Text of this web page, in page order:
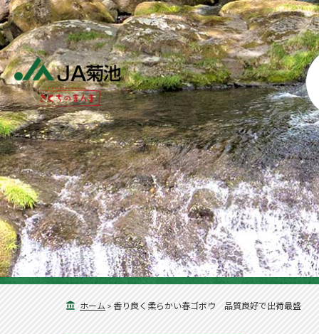
ホーム > 香り良く柔らかい春ゴボウ 品質良好で出荷最盛